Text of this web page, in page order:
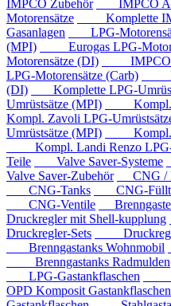
IMPCO Zubehör
IMPCO
Motorensätze
Komplette
Gasanlagen
LPG-
(MPI)
Eurogas LPG-
Motorensätze (DI)
IMPCO
LPG-Motorensätze (Carb)
(DI)
Komplette LPG-
Umrüstsätze (MPI)
Kompl.
Kompl. Zavoli LPG-
Umrüstsätze (MPI)
Kompl.
Kompl. Landi Renzo LPG-
Teile
Valve Saver-Systeme
Valve Saver-Zubehör
CNG /
CNG-Tanks
CNG-
CNG-Ventile
Druckregler mit Shell-kupplung
Druckregler-Sets
Brenngastanks Wohnmobil
Brenngastanks Radmulden
LPG-Gastankflaschen
OPD Komposit Gastankflaschen